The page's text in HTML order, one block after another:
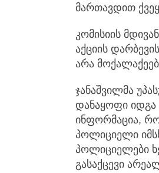
მართავდით
კომისიის
აქციის
არა
ჯანაშვილმა
დანაყოფი იდგა
ინფორმაცია,
პოლიციელი
პოლიციელები
გასაქცევი